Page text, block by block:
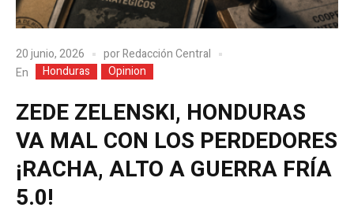
20 junio, 2026 porRedacción Central
En
Honduras Opinion
ZEDE ZELENSKI, HONDURAS
VA MAL CON LOS PERDEDORES
¡RACHA, ALTO A GUERRA FRÍA
5.0!